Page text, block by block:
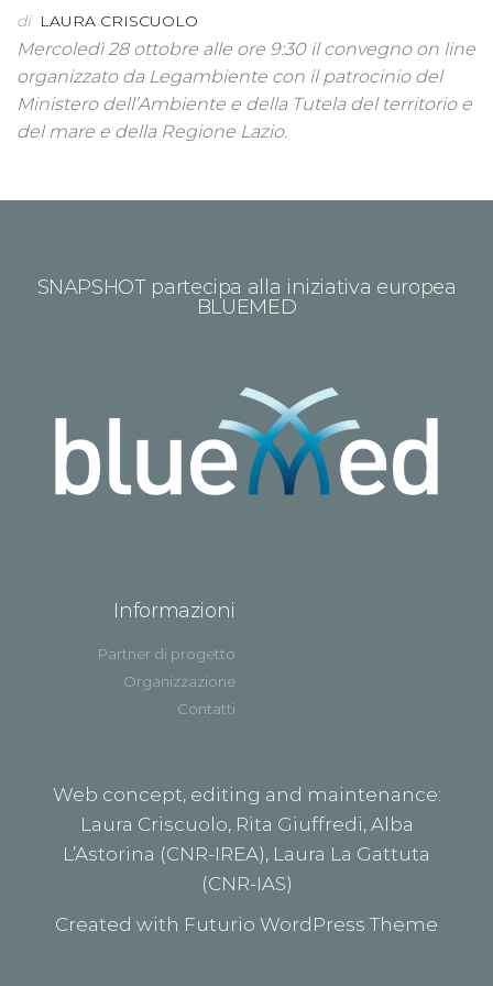
di LAURA CRISCUOLO
Mercoledì 28 ottobre alle ore 9:30 il convegno on line
organizzato da Legambiente con il patrocinio del
Ministero dell’Ambiente e della Tutela del territorio e
del mare e della Regione Lazio.
SNAPSHOT partecipa alla iniziativa europea
BLUEMED
Informazioni
Partner di progetto
Organizzazione
Contatti
Web concept, editing and maintenance:
Laura Criscuolo, Rita Giuffredi, Alba
L’Astorina (CNR-IREA), Laura La Gattuta
(CNR-IAS)
Created with Futurio WordPress Theme